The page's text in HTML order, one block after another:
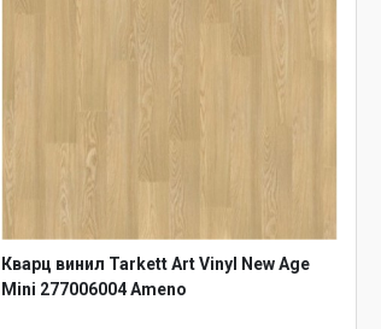
Кварц винил Tarkett Art Vinyl New Age
Mini 277006004 Ameno